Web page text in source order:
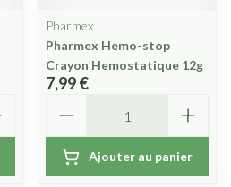
Pharmex
Pharmex Hemo-stop
Crayon Hemostatique 12g
7,99 €
Ajouter au panier